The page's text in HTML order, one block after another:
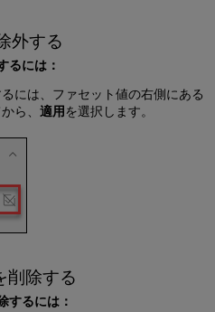
外する
るには：
には、ファセット値の右側にある
ら、 適用 を選択します。
削除する
するには：